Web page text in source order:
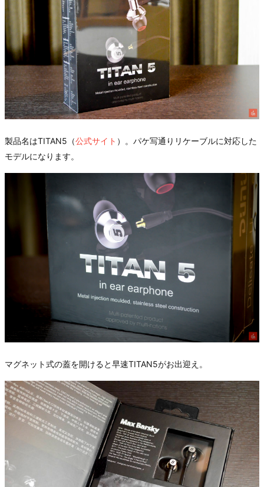
製品名はTITAN5（公式サイト ）。パケ写通りリケーブルに対応した
モデルになります。
マグネット式の蓋を開けると早速TITAN5がお出迎え。